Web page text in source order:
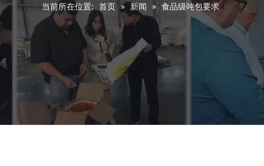
当前所在位置: 首页 » 新闻 » 食品级吨包要求